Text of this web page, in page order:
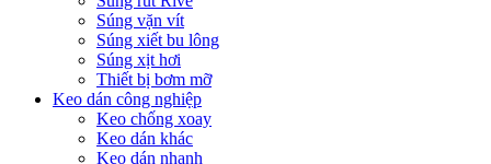
Súng vặn vít
Súng xiết bu lông
Súng xịt hơi
Thiết bị bơm mỡ
Keo dán công nghiệp
Keo chống xoay
Keo dán khác
Keo dán nhanh